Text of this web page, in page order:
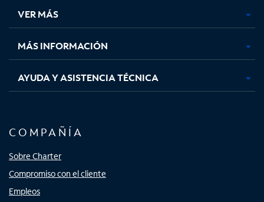
pestaña
nueva
pestaña
nueva
pestaña
nuevanueva
VER MÁS
MÁS INFORMACIÓN
AYUDA Y ASISTENCIA TÉCNICA
COMPAÑÍA
Sobre Charter
Compromiso con el cliente
Empleos